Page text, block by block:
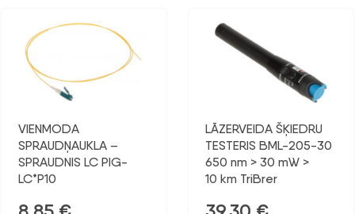
VIENMODA
SPRAUDŅAUKLA –
SPRAUDNIS LC PIG-
LC*P10
LĀZERVEIDA ŠĶIEDRU
TESTERIS BML-205-30
650 nm > 30 mW >
10 km TriBrer